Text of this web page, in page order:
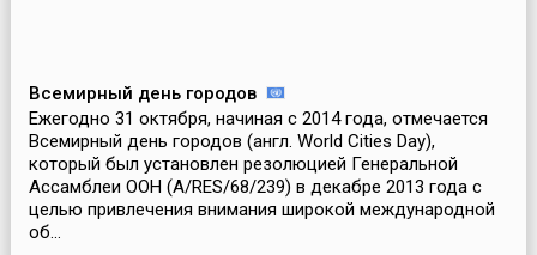
Всемирный день городов
Ежегодно 31 октября, начиная с 2014 года, отмечается
Всемирный день городов (англ. World Cities Day),
который был установлен резолюцией Генеральной
Ассамблеи ООН (A/RES/68/239) в декабре 2013 года с
целью привлечения внимания широкой международной
об...